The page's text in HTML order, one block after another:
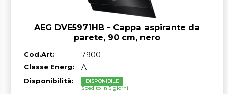
AEG DVE5971HB - Cappa aspirante da
parete, 90 cm, nero
Cod.Art: 7900
Classe Energ: A
Disponibilità:
DISPONIBILE
Spedito in 5 giorni